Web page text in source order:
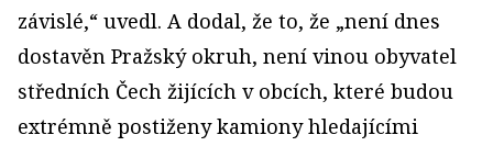
závislé,“ uvedl. A dodal, že to, že „není dnes
dostavěn Pražský okruh, není vinou obyvatel
středních Čech žijících v obcích, které budou
extrémně postiženy kamiony hledajícími